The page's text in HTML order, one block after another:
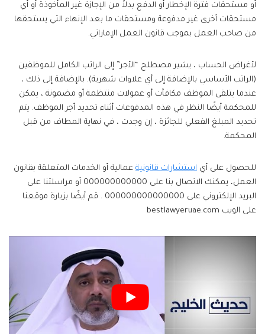
أو مستحقات فترة الإخطار أو الدفع بدلاً من الإجازة غير المأخوذة أو أي
مستحقات أخرى غير مدفوعة ومستحقات ما بعد الإنهاء التي يستحقها
من صاحب العمل بموجب قانون العمل الإماراتي.
لأغراض الحساب ، يشير مصطلح “الأجر” إلى الراتب الكامل للموظفين
(الراتب الأساسي بالإضافة إلى أي علاوات شهرية). بالإضافة إلى ذلك ،
عندما يتلقى الموظف مكافآت أو عمولات منتظمة أو مضمونة ، يمكن
للمحكمة أيضًا النظر في هذه المدفوعات أثناء تحديد أجر الموظف. يتم
تحديد المبلغ الفعلي للجائزة ، إن وجدت ، في نهاية المطاف من قبل
المحكمة.
للحصول على أي استشارات قانونية عمالية أو الخدمات المتعلقة بقانون
العمل، يمكنك الاتصال بنا على 000000000000 أو مراسلتنا على
البريد الإلكتروني على 000000000000000 . قم أيضًا بزيارة موقعنا
على الويب bestlawyeruae.com